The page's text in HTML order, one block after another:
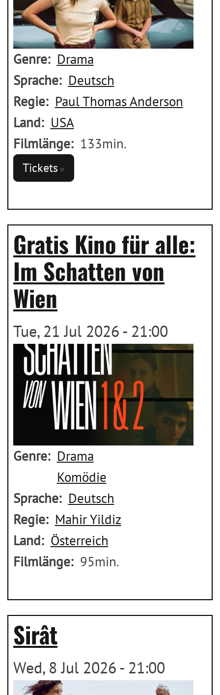
Genre
Drama
Sprache
Deutsch
Regie
Paul Thomas Anderson
Land
USA
Filmlänge
133min.
Tickets
Gratis Kino für alle:
Im Schatten von
Wien
Tue, 21 Jul 2026 - 21:00
Genre
Drama
Komödie
Sprache
Deutsch
Regie
Mahir Yildiz
Land
Österreich
Filmlänge
95min.
Sirât
Wed, 8 Jul 2026 - 21:00